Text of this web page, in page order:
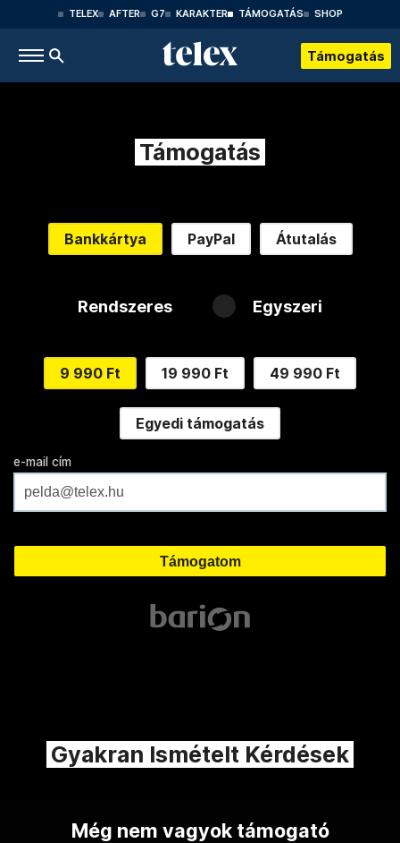
TELEX AFTER G7 KARAKTER TÁMOGATÁS SHOP
Támogatás
Támogatás
Bankkártya PayPal Átutalás
Rendszeres Egyszeri
9 990 Ft 19 990 Ft 49 990 Ft
Egyedi támogatás
e-mail cím
Gyakran Ismételt Kérdések
Még nem vagyok támogató